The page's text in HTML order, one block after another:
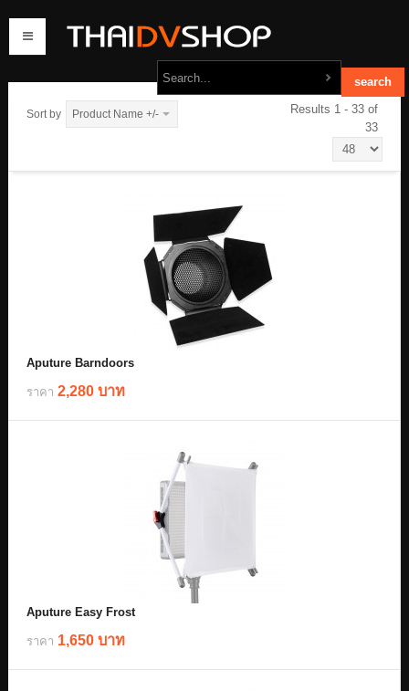
contact us
Sort by Product Name +/-
Results 1 - 33 of
33
Aputure Barndoors
ราคา 2,280 บาท
Aputure Easy Frost
ราคา 1,650 บาท